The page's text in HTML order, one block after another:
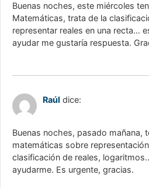
Buenas noches, este miércoles
Matemáticas, trata de la
representar reales en una recta…
ayudar me gustaría respuesta.
Raúl dice:
Buenas noches, pasado mañana,
matemáticas sobre
clasificación de reales,
ayudarme. Es urgente, gracias.